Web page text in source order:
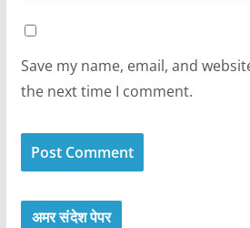
Save my name, email, and
the next time I comment.
अमर संदेश पेपर